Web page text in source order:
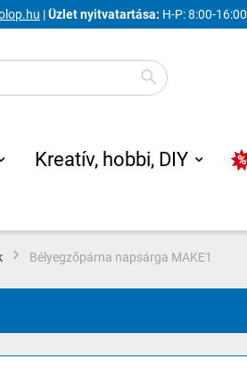
|Üzlet nyitvatartása: H-P: 8:00-16:00
Search
Kreatív, hobbi, DIY
Bélyegzőpárna napsárga MAKE1